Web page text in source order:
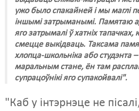
ужо было спакайней і мы маглі
іншымі затрыманымі. Памятаю
яго затрымалі ў хатніх тапачках,
смецце выкідваць. Таксама
хлопца-школьніка або студэнта
маральным стане, ён там
супрацоўнікі яго супакойвалі".
"Каб у інтэрнэце не